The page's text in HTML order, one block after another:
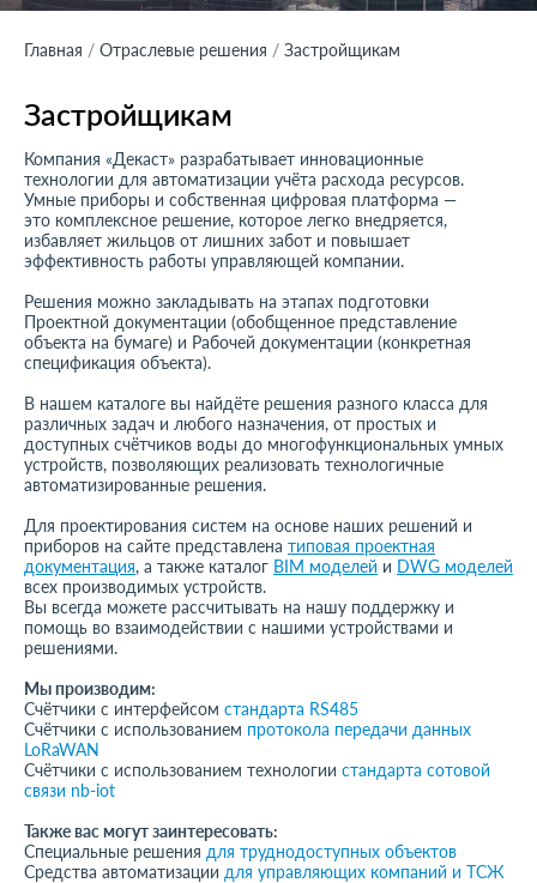
Специалистам
Программное обеспечение
NB-IoT
Сервис и поддержка
Работа в компании
Контакты
Специалистам
Программное обеспечение
NB-IoT
Документация
Сервис и поддержка
Работа в компании
Контакты
Главная Отраслевые решения Застройщикам
Застройщикам
Компания «Декаст» разрабатывает инновационные
технологии для автоматизации учёта расхода ресурсов.
Умные приборы и собственная цифровая платформа —
это комплексное решение, которое легко внедряется,
избавляет жильцов от лишних забот и повышает
эффективность работы управляющей компании.
Решения можно закладывать на этапах подготовки
Проектной документации (обобщенное представление
объекта на бумаге) и Рабочей документации (конкретная
спецификация объекта).
В нашем каталоге вы найдёте решения разного класса для
различных задач и любого назначения, от простых и
доступных счётчиков воды до многофункциональных умных
устройств, позволяющих реализовать технологичные
автоматизированные решения.
Для проектирования систем на основе наших решений и
приборов на сайте представлена типовая проектная
документация, а также каталог BIM моделей и DWG моделей
всех производимых устройств.
Вы всегда можете рассчитывать на нашу поддержку и
помощь во взаимодействии с нашими устройствами и
решениями.
Мы производим:
Счётчики с интерфейсом стандарта RS485
Счётчики с использованием протокола передачи данных
LoRaWAN
Счётчики с использованием технологии стандарта сотовой
связи nb-iot
Также вас могут заинтересовать:
Специальные решения для труднодоступных объектов
Средства автоматизации для управляющих компаний и ТСЖ